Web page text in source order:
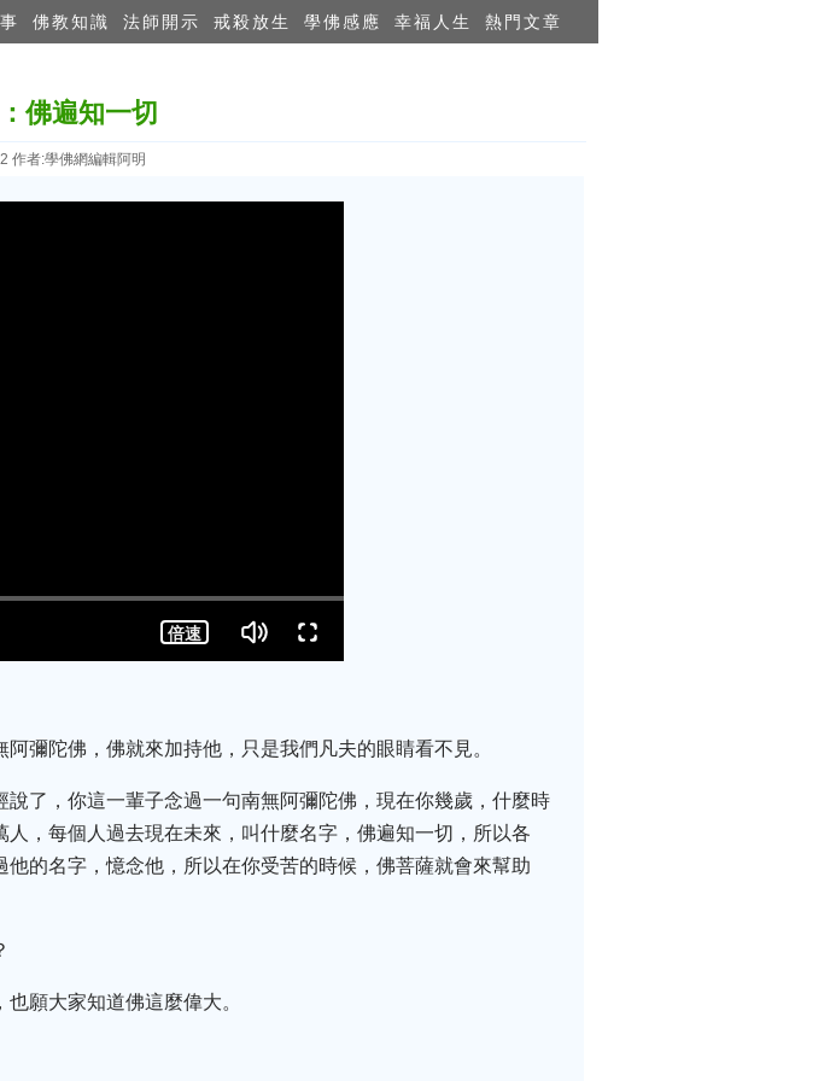
佛教知識 法師開示 戒殺放生 學佛感應 幸福人生 熱門文章
佛遍知一切
作者:學佛網編輯阿明
彌陀佛，佛就來加持他，只是我們凡夫的眼睛看不見。
了，你這一輩子念過一句南無阿彌陀佛，現在你幾歲，什麼時
，每個人過去現在未來，叫什麼名字，佛遍知一切，所以各
的名字，憶念他，所以在你受苦的時候，佛菩薩就會來幫助
願大家知道佛這麼偉大。